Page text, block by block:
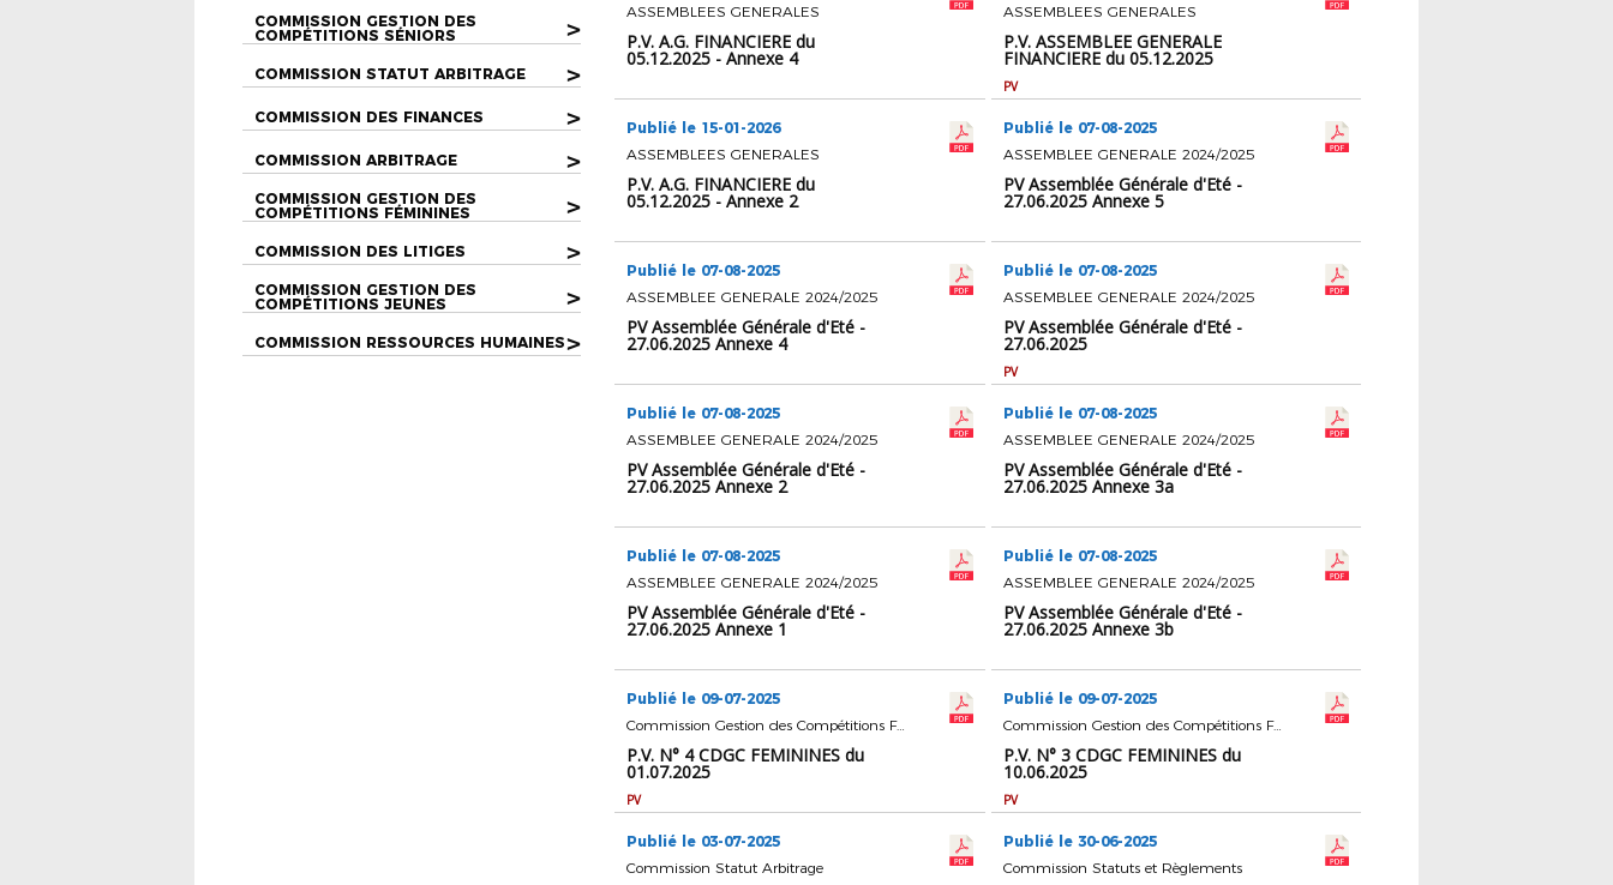
COMMISSION GESTION DES
COMPÉTITIONS SÉNIORS
>
COMMISSION STATUT ARBITRAGE >
COMMISSION DES FINANCES >
COMMISSION ARBITRAGE >
COMMISSION GESTION DES
COMPÉTITIONS FÉMININES
>
COMMISSION DES LITIGES >
COMMISSION GESTION DES
COMPÉTITIONS JEUNES
>
COMMISSION RESSOURCES HUMAINES>
ASSEMBLEES GENERALES
P.V. A.G. FINANCIERE du
05.12.2025 - Annexe 4
ASSEMBLEES GENERALES
P.V. ASSEMBLEE GENERALE
FINANCIERE du 05.12.2025
PV
Publié le 15-01-2026
ASSEMBLEES GENERALES
P.V. A.G. FINANCIERE du
05.12.2025 - Annexe 2
Publié le 07-08-2025
ASSEMBLEE GENERALE 2024/2025
PV Assemblée Générale d'Eté -
27.06.2025 Annexe 5
Publié le 07-08-2025
ASSEMBLEE GENERALE 2024/2025
PV Assemblée Générale d'Eté -
27.06.2025 Annexe 4
Publié le 07-08-2025
ASSEMBLEE GENERALE 2024/2025
PV Assemblée Générale d'Eté -
27.06.2025
PV
Publié le 07-08-2025
ASSEMBLEE GENERALE 2024/2025
PV Assemblée Générale d'Eté -
27.06.2025 Annexe 2
Publié le 07-08-2025
ASSEMBLEE GENERALE 2024/2025
PV Assemblée Générale d'Eté -
27.06.2025 Annexe 3a
Publié le 07-08-2025
ASSEMBLEE GENERALE 2024/2025
PV Assemblée Générale d'Eté -
27.06.2025 Annexe 1
Publié le 07-08-2025
ASSEMBLEE GENERALE 2024/2025
PV Assemblée Générale d'Eté -
27.06.2025 Annexe 3b
Publié le 09-07-2025
Commission Gestion des Compétitions Féminines
P.V. N° 4 CDGC FEMININES du
01.07.2025
PV
Publié le 09-07-2025
Commission Gestion des Compétitions Féminines
P.V. N° 3 CDGC FEMININES du
10.06.2025
PV
Publié le 03-07-2025
Commission Statut Arbitrage
Publié le 30-06-2025
Commission Statuts et Règlements